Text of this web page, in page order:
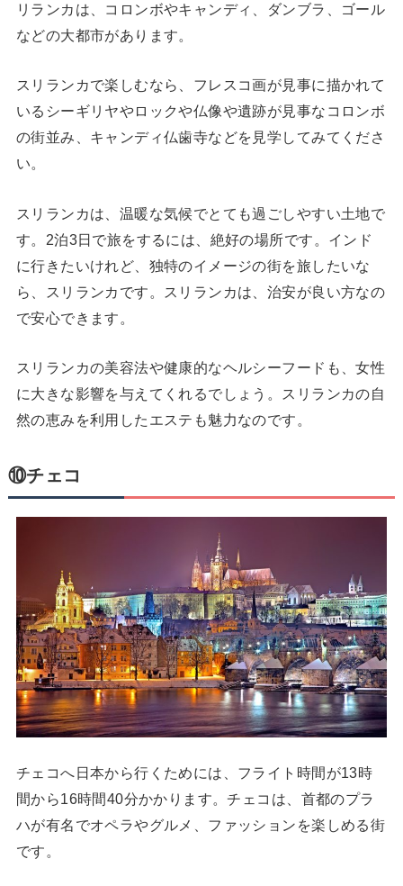
リランカは、コロンボやキャンディ、ダンブラ、ゴール
などの大都市があります。
スリランカで楽しむなら、フレスコ画が見事に描かれて
いるシーギリヤやロックや仏像や遺跡が見事なコロンボ
の街並み、キャンディ仏歯寺などを見学してみてくださ
い。
スリランカは、温暖な気候でとても過ごしやすい土地で
す。2泊3日で旅をするには、絶好の場所です。インド
に行きたいけれど、独特のイメージの街を旅したいな
ら、スリランカです。スリランカは、治安が良い方なの
で安心できます。
スリランカの美容法や健康的なヘルシーフードも、女性
に大きな影響を与えてくれるでしょう。スリランカの自
然の恵みを利用したエステも魅力なのです。
⑩チェコ
チェコへ日本から行くためには、フライト時間が13時
間から16時間40分かかります。チェコは、首都のプラ
ハが有名でオペラやグルメ、ファッションを楽しめる街
です。